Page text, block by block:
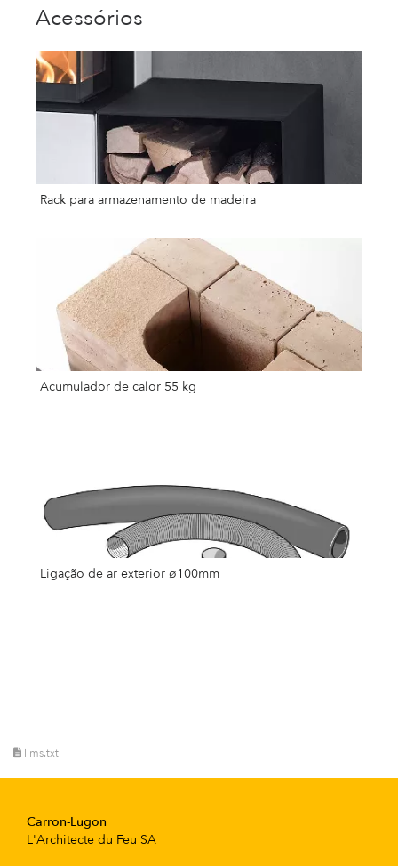
Acessórios
Rack para armazenamento de madeira
Acumulador de calor 55 kg
Ligação de ar exterior ø100mm
llms.txt
Carron-Lugon
L'Architecte du Feu SA